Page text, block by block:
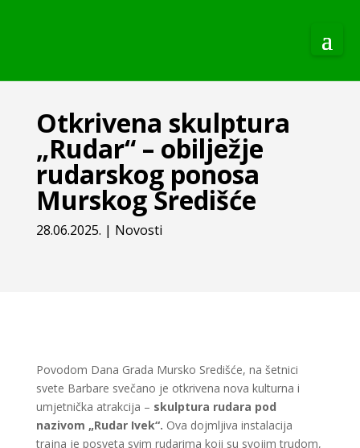
Otkrivena skulptura
„Rudar“ – obilježje
rudarskog ponosa
Murskog Središće
28.06.2025. | Novosti
Povodom Dana Grada Mursko Središće, na šetnici
svete Barbare svečano je otkrivena nova kulturna i
umjetnička atrakcija – skulptura rudara pod
nazivom „Rudar Ivek“. Ova dojmljiva instalacija
trajna je posveta svim rudarima koji su svojim trudom,